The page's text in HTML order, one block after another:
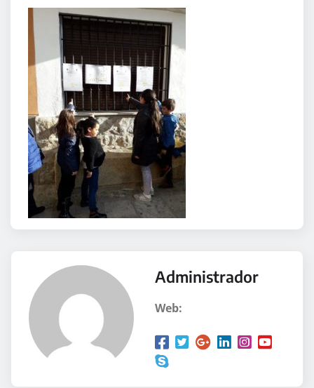
Administrador
Web: